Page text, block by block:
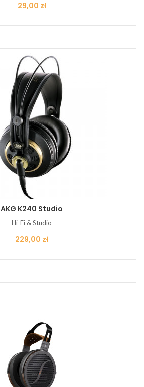
Cena
29,00 zł
AKG K240 Studio
Hi-Fi & Studio
Cena
229,00 zł